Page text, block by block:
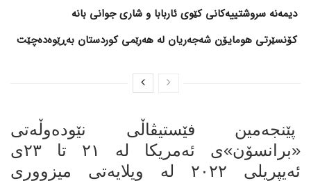
کۆنسێرتی هومایۆن شەجەریان لە هەرێمی کوردستان بەڕێوەدەچێت
پێنجەمین فێستیڤاڵی نێودەوڵەتی
«برانسۆن»ی ئەمریکا لە ۲۱ تا ۲۳ی
ئەیپریلی ۲۰۲۲ لە ویلایەتی میزووری